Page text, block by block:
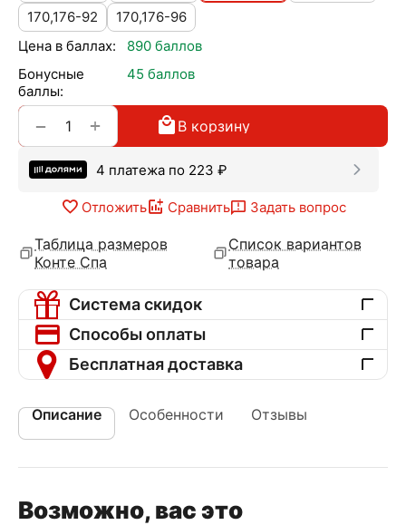
170,176-92
170,176-96
Цена в баллах:
890 баллов
Бонусные
баллы:
45 баллов
+
− В корзину
4 платежа по 223 ₽
Отложить Сравнить Задать вопрос
Таблица размеров
Конте Спа
Список вариантов
товара
Система скидок
Способы оплаты
Бесплатная доставка
Описание Особенности Отзывы
Возможно, вас это